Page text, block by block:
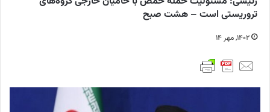
تروریستی است – هشت صبح
۱۴۰۲, مهر ۱۴